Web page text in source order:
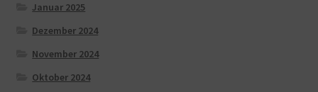
Januar 2025
Dezember 2024
November 2024
Oktober 2024